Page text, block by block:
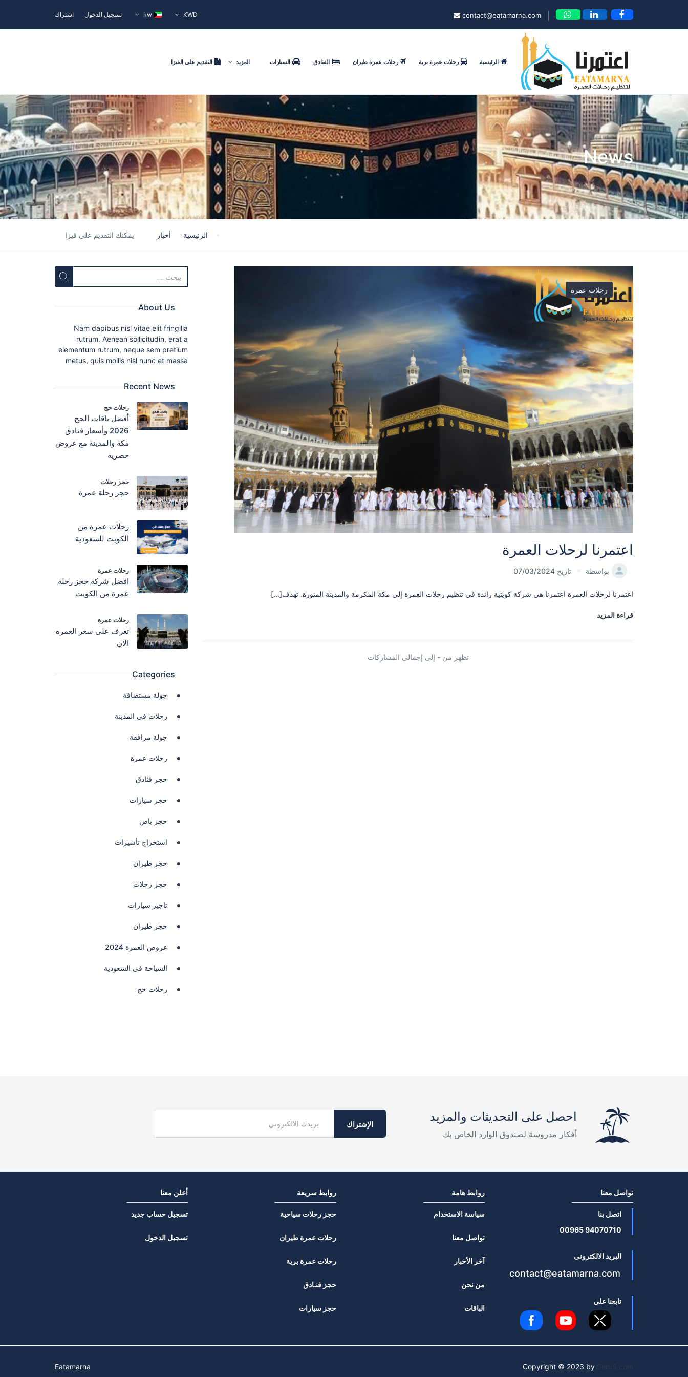
contact@eatamarna.com
KWD تسجيل الدخول اشتراك
الرئيسية رحلات عمرة برية رحلات عمرة طيران الفنادق السيارات المزيد التقديم على الفيزا
News
الرئيسية أخبار يمكنك التقديم علي فيزا
رحلات عمرة
اعتمرنا لرحلات العمرة
بواسطة تاريخ 07/03/2024
اعتمرنا لرحلات العمرة اعتمرنا هي شركة كويتية رائدة في تنظيم رحلات العمرة إلى مكة المكرمة والمدينة المنورة. تهدف[...]
قراءة المزيد
تظهر من - إلى إجمالي المشاركات
About Us
Nam dapibus nisl vitae elit fringilla
rutrum. Aenean sollicitudin, erat a
elementum rutrum, neque sem pretium
metus, quis mollis nisl nunc et massa
Recent News
رحلات حج
أفضل باقات الحج
2026 وأسعار فنادق
مكة والمدينة مع عروض
حصرية
حجز رحلات
حجز رحلة عمرة
رحلات عمرة من
الكويت للسعودية
رحلات عمرة
افضل شركة حجز رحلة
عمرة من الكويت
رحلات عمرة
تعرف على سعر العمره
الان
Categories
جولة مستضافة
رحلات في المدينة
جولة مرافقة
رحلات عمرة
حجز فنادق
حجز سيارات
حجز باص
استخراج تأشيرات
حجز طيران
حجز رحلات
تاجير سيارات
حجز طيران
عروض العمرة 2024
السياحة فى السعودية
رحلات حج
احصل على التحديثات والمزيد
أفكار مدروسة لصندوق الوارد الخاص بك
الإشتراك
تواصل معنا
اتصل بنا
94070710 00965
البريد الالكترونى
contact@eatamarna.com
تابعنا علي
روابط هامة
سياسة الاستخدام
تواصل معنا
آخر الأخبار
من نحن
الباقات
روابط سريعة
حجز رحلات سياحية
رحلات عمرة طيران
رحلات عمرة برية
حجز فنـادق
حجز سيارات
أعلن معنا
تسجيل حساب جديد
تسجيل الدخول
Copyright © 2023 by
Eatamarna